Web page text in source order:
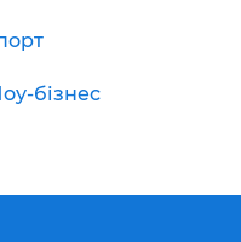
бізнес